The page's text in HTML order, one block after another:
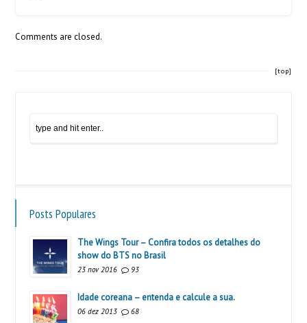
Comments are closed.
[top]
Posts Populares
The Wings Tour – Confira todos os detalhes do
show do BTS no Brasil
23 nov 2016 93
Idade coreana – entenda e calcule a sua.
06 dez 2013 68